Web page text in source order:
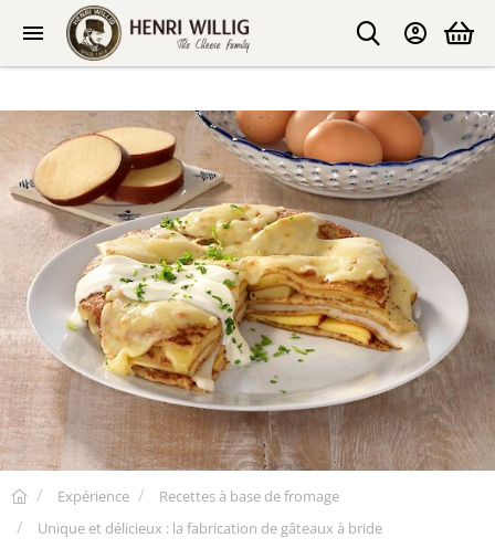
Expérience
Recettes à base de fromage
Unique et délicieux : la fabrication de gâteaux à bride